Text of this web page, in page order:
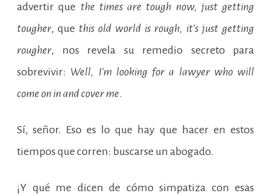
advertir que the times are tough now, just getting
tougher, que this old world is rough, it’s just getting
rougher, nos revela su remedio secreto para
sobrevivir: Well, I’m looking for a lawyer who will
come on in and cover me.
Sí, señor. Eso es lo que hay que hacer en estos
tiempos que corren: buscarse un abogado.
¡Y qué me dicen de cómo simpatiza con esas